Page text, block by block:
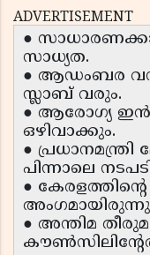
ADVERTISEMENT
●
സാധ്യത.
● ആഡംബര
സ്ലാബ് വരും.
● ആരോഗ്യ
ഒഴിവാക്കും.
●
പിന്നാലെ
●
● അന്തിമ